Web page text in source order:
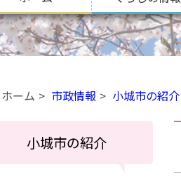
ホーム 市政情報 小城市の紹介
小城市の紹介